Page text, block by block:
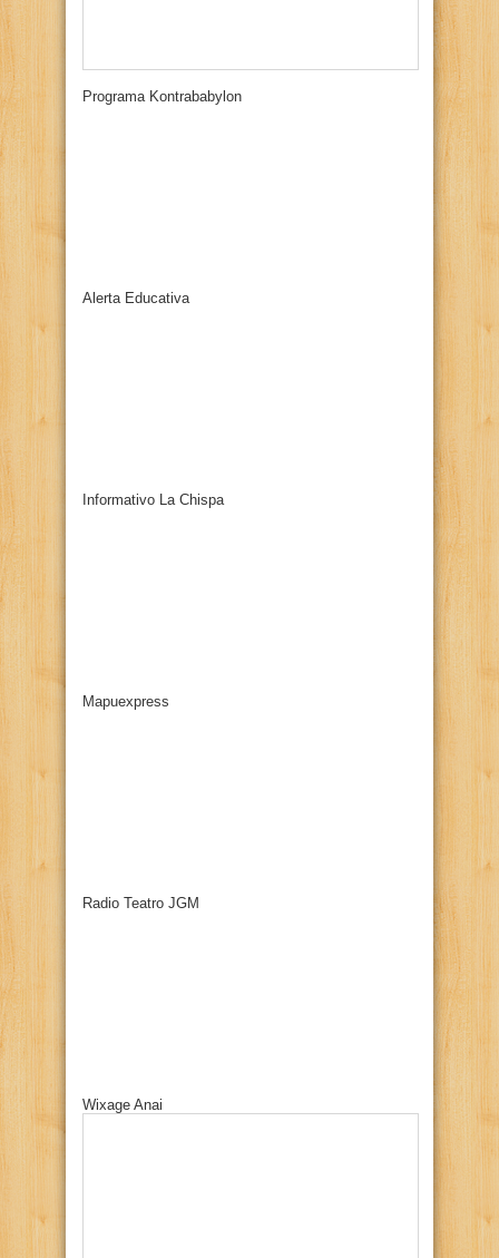
Programa Kontrababylon
Alerta Educativa
Informativo La Chispa
Mapuexpress
Radio Teatro JGM
Wixage Anai